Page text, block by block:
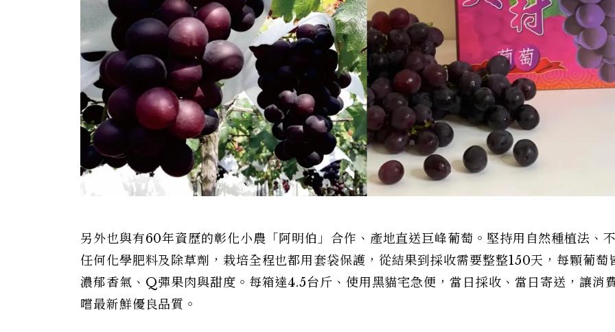
另外也與有60年資歷的彰化小農「阿明伯」合作、產地直送巨峰葡萄。堅持用自然種植法、
任何化學肥料及除草劑，栽培全程也都用套袋保護，從結果到採收需要整整150天，每顆葡萄
濃郁香氣、Q彈果肉與甜度。每箱達4.5台斤、使用黑貓宅急便，當日採收、當日寄送，讓消
嚐最新鮮優良品質。